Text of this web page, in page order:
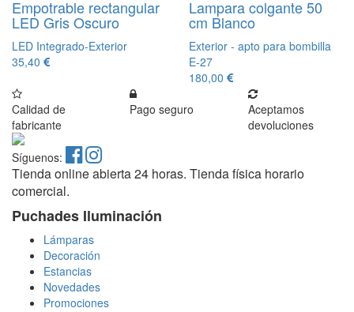
Empotrable rectangular
LED Gris Oscuro
LED Integrado-Exterior
35,40
Lampara colgante 50
cm Blanco
Exterior - apto para bombilla
E-27
180,00
Calidad de
fabricante
Pago seguro
Aceptamos
devoluciones
Síguenos:
Tienda online abierta 24 horas. Tienda física horario
comercial.
Puchades Iluminación
Lámparas
Decoración
Estancias
Novedades
Promociones